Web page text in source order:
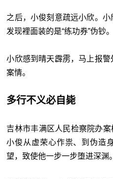
之后，小俊刻意疏远小欣。小
发现裡面装的是“练功券”伪钞。
小欣感到晴天霹雳，马上报
案情。
多行不义必自毙
吉林市丰满区人民检察院办案
小俊从虚荣心作祟、到伪造
望，致使他一步一步堕进深渊